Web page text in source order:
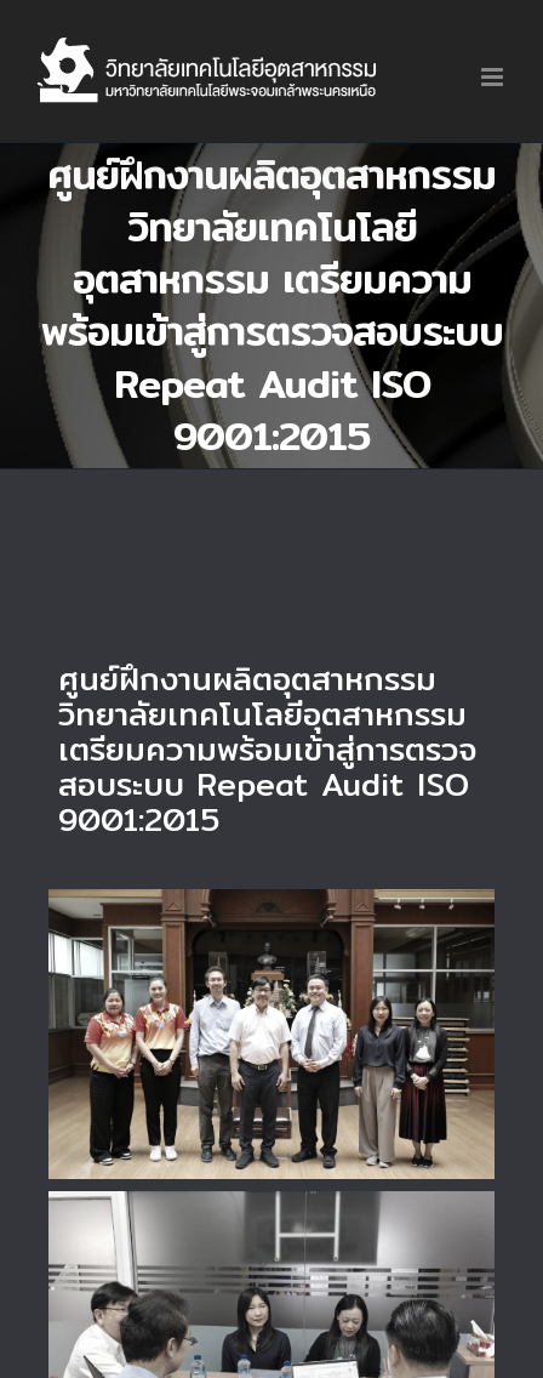
content
ศูนย์ฝึกงานผลิตอุตสาหกรรม
วิทยาลัยเทคโนโลยี
อุตสาหกรรม เตรียมความ
พร้อมเข้าสู่การตรวจสอบระบบ
Repeat Audit ISO
9001:2015
ศูนย์ฝึกงานผลิตอุตสาหกรรม
วิทยาลัยเทคโนโลยีอุตสาหกรรม
เตรียมความพร้อมเข้าสู่การตรวจ
สอบระบบ Repeat Audit ISO
9001:2015